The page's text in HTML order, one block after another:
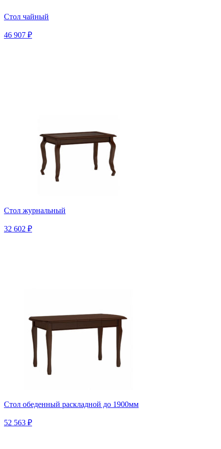
Стол чайный
46 907 ₽
Стол журнальный
32 602 ₽
Стол обеденный раскладной до 1900мм
52 563 ₽